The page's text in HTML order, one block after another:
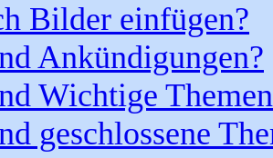
Bilder einfügen?
Ankündigungen?
Wichtige
geschlossene